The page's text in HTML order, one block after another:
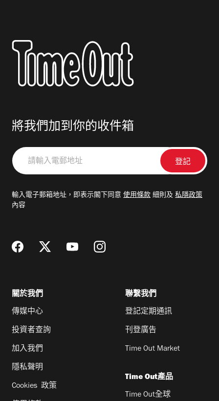
將我們加到你的收件箱
請
輸
郵
輸入電子郵箱地址，即表示閣下同意 使用條款 細則及 私隱政策
內容
關於我們
傳媒中心
投資者查詢
加入我們
隱私聲明
Cookies 政策
聯繫我們
登記定期通訊
刊登廣告
Time Out Market
Time Out產品
Time Out全球